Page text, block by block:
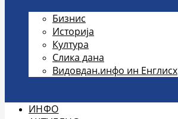
Бизнис
Историја
Култура
Слика дана
Видовдан.инфо ин Енглисх
ИНФО